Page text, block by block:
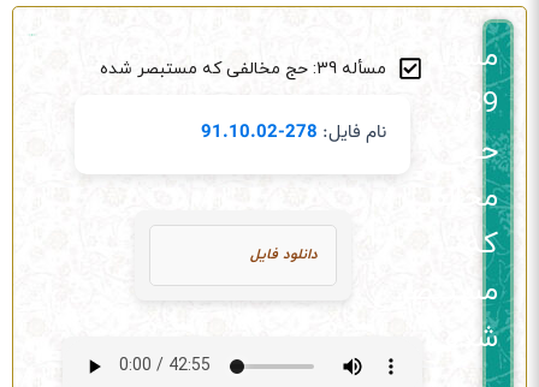
مسأله
حج
مخالفی
که
مستبصر
شده
مسأله 39: حج مخالفی که مستبصر شده
نام فایل: 278-91.10.02
دانلود فایل